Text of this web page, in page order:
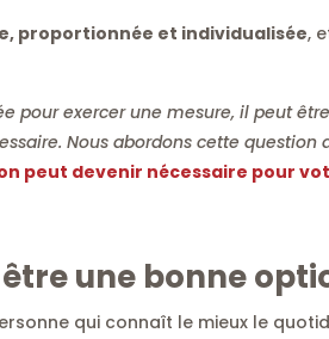
proportionnée et individualisée,
pour exercer une mesure, il peut
Nous abordons cette question
peut devenir nécessaire pour
une bonne
qui connaît le mieux le